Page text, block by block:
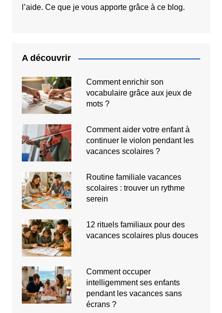
l’aide. Ce que je vous apporte grâce à ce blog.
A découvrir
Comment enrichir son
vocabulaire grâce aux jeux de
mots ?
Comment aider votre enfant à
continuer le violon pendant les
vacances scolaires ?
Routine familiale vacances
scolaires : trouver un rythme
serein
12 rituels familiaux pour des
vacances scolaires plus douces
Comment occuper
intelligemment ses enfants
pendant les vacances sans
écrans ?